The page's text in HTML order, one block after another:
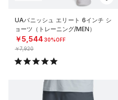
UAバニッシュ エリート 6インチ シ
ョーツ（トレーニング/MEN）
￥5,54430%OFF
￥7,920